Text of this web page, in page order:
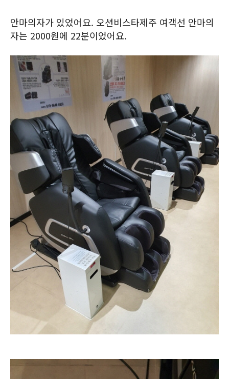
안마의자가 있었어요. 오션비스타제주 여객선 안마의
자는 2000원에 22분이었어요.